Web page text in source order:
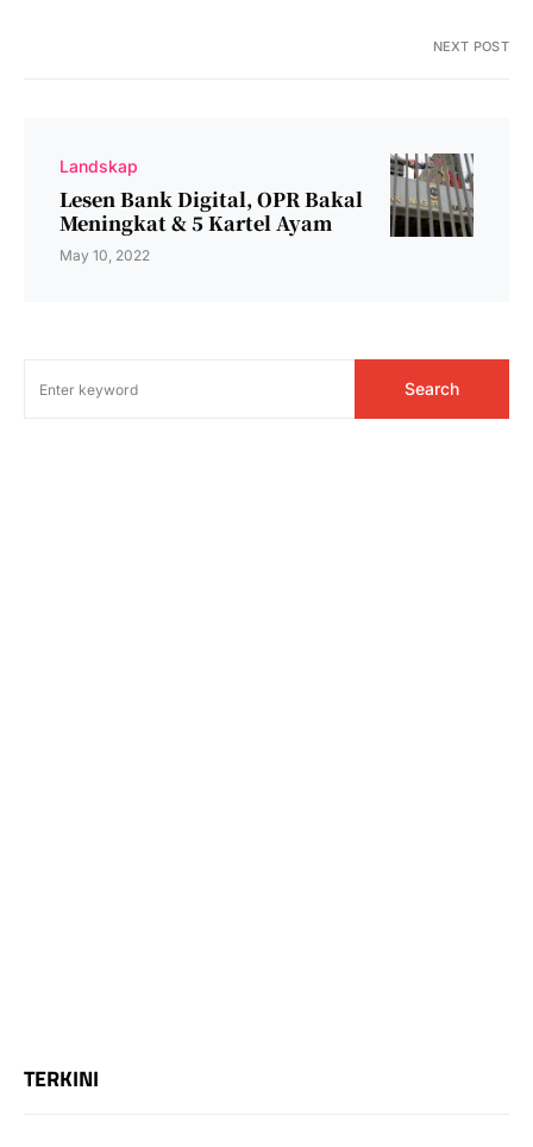
NEXT POST
Landskap
Lesen Bank Digital, OPR Bakal
Meningkat & 5 Kartel Ayam
May 10, 2022
Search
TERKINI